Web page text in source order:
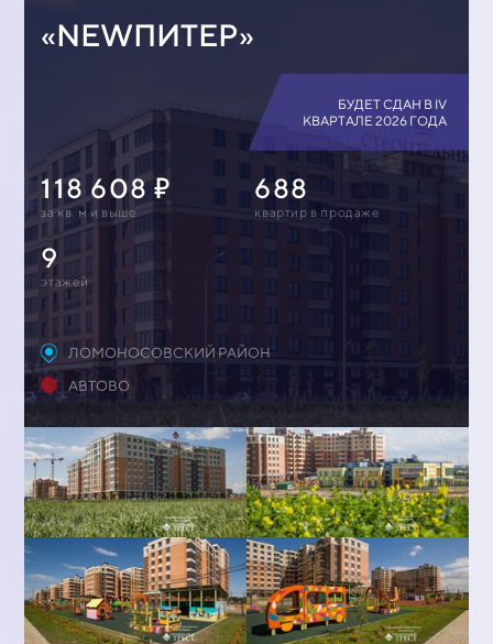
«NEWПИТЕР»
БУДЕТ СДАН В IV
КВАРТАЛЕ 2026 ГОДА
118 608
за кв. м и выше
688
квартир в продаже
9
этажей
ЛОМОНОСОВСКИЙ РАЙОН
АВТОВО